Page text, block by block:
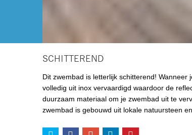
SCHITTEREND
Dit zwembad is letterlijk schitterend!
volledig uit inox vervaardigd waardoor de
duurzaam materiaal om je zwembad uit te
zwembad is gebouwd uit lokale natuursteen